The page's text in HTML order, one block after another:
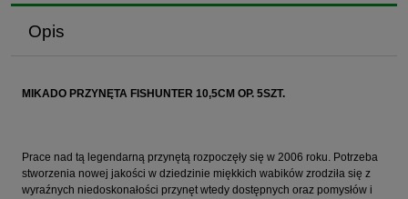
Opis
MIKADO PRZYNĘTA FISHUNTER 10,5CM OP. 5SZT.
Prace nad tą legendarną przynętą rozpoczęły się w 2006 roku. Potrzeba
stworzenia nowej jakości w dziedzinie miękkich wabików zrodziła się z
wyraźnych niedoskonałości przynęt wtedy dostępnych oraz pomysłów i